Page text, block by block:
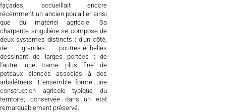
façades, accueillait encore
récemment un ancien poulailler ainsi
que du matériel agricole. Sa
charpente singulière se compose de
deux systèmes distincts : d’un côté,
de grandes poutres-échelles
dessinant de larges portées ; de
l’autre, une trame plus fine de
poteaux élancés associés à des
arbalétriers. L’ensemble forme une
construction agricole typique du
territoire, conservée dans un état
remarquablement préservé.